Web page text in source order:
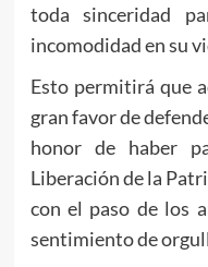
toda sinceridad
incomodidad en su
Esto permitirá que
gran favor de
honor de haber
Liberación de la
con el paso de los
sentimiento de